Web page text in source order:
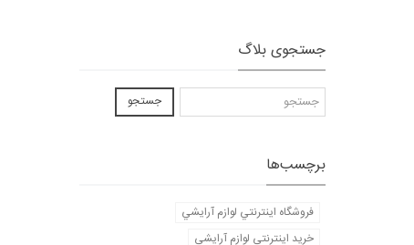
جستجوی بلاگ
جستجو
برچسب‌ها
فروشگاه اينترنتي لوازم آرايشي
خريد اينترنتي لوازم آرايشي